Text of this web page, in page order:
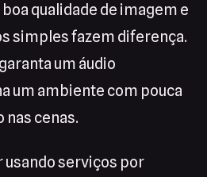
qualidade de imagem e
simples fazem diferença.
um áudio
um ambiente com pouca
nas cenas.
serviços por